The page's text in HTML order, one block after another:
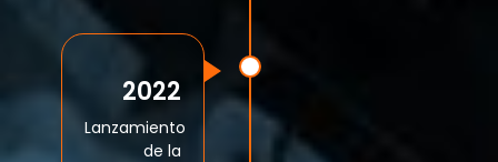
2022
Lanzamiento
de la